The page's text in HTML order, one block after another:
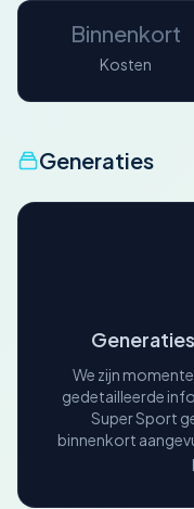
Binnenkort
Kosten
Generaties
We zijn
gedetailleerde
Super Sport
binnenkort